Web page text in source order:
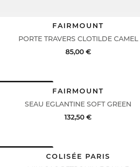
PORTE TRAVERS CLOTILDE CAMEL
FAIRMOUNT
85,00 €
ACHAT RAPIDE VOIR LE DÉTAIL
SEAU EGLANTINE SOFT GREEN
FAIRMOUNT
132,50 €
ACHAT RAPIDE VOIR LE DÉTAIL
COLISÉE PARIS